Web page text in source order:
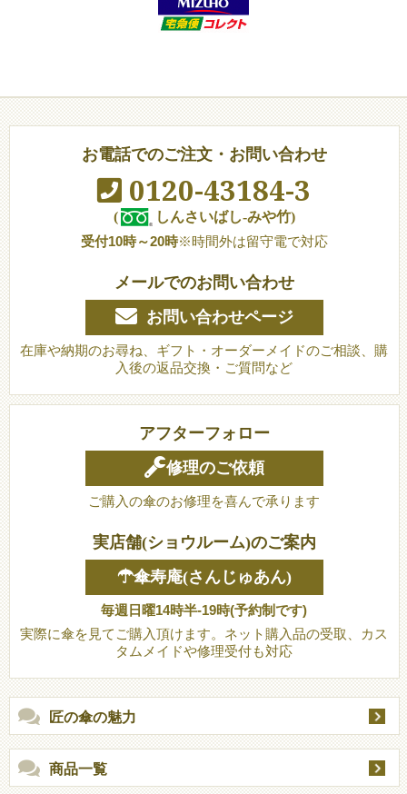
お電話でのご注文・お問い合わせ
0120-43184-3
(
しんさいばし-みや竹)
受付10時～20時※時間外は留守電で対応
メールでのお問い合わせ
お問い合わせページ
在庫や納期のお尋ね、ギフト・オーダーメイドのご相談、購
入後の返品交換・ご質問など
アフターフォロー
修理のご依頼
ご購入の傘のお修理を喜んで承ります
実店舗(ショウルーム)のご案内
☂傘寿庵(さんじゅあん)
毎週日曜14時半-19時(予約制です)
実際に傘を見てご購入頂けます。ネット購入品の受取、カス
タムメイドや修理受付も対応
匠の傘の魅力
商品一覧